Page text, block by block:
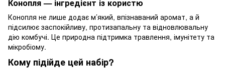
Конопля — інгредієнт із користю
Конопля не лише додає м’який, впізнаваний аромат, а й
підсилює заспокійливу, протизапальну та відновлювальну
дію комбучі. Це природна підтримка травлення, імунітету та
мікробіому.
Кому підійде цей набір?